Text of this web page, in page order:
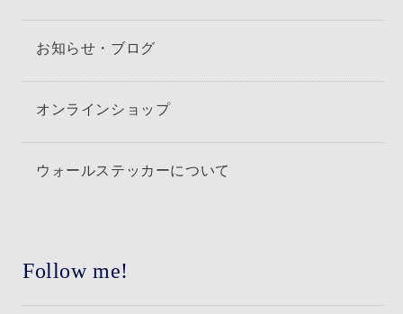
お知らせ・ブログ
オンラインショップ
ウォールステッカーについて
Follow me!